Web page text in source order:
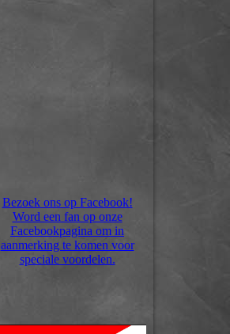
Bezoek ons op Facebook!
Word een fan op onze
Facebookpagina om in
aanmerking te komen voor
speciale voordelen.